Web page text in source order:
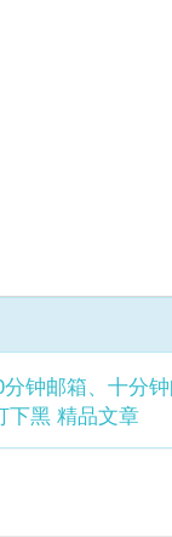
钟邮箱、十分
下黑精品文章